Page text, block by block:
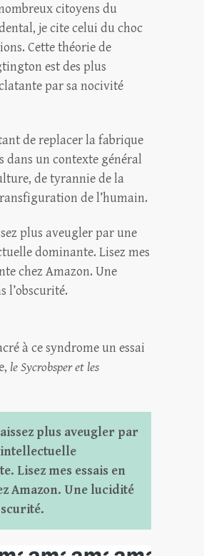
citoyens du
je cite celui du choc
Cette théorie de
est des plus
par sa nocivité
de replacer la fabrique
dans un contexte général
de tyrannie de la
de l’humain.
plus aveugler par une
dominante. Lisez mes
chez Amazon. Une
l’obscurité.
à ce syndrome un essai
le Sycrobsper et les
plus aveugler par
Lisez mes essais en
Amazon. Une lucidité